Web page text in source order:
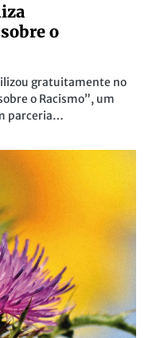
o
gratuitamente no
o Racismo”, um
parceria…